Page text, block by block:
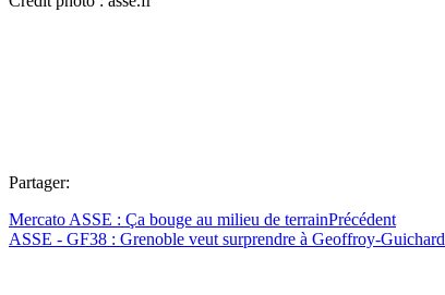
Partager:
Mercato ASSE : Ça bouge au milieu de terrainPrécédent
ASSE - GF38 : Grenoble veut surprendre à Geoffroy-Guichard